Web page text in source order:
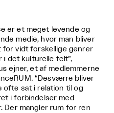
er et meget levende og
medie, hvor man bliver
vidt forskellige genrer
i det kulturelle felt”,
ejner, et af medlemmerne
“Desværre bliver
ofte sat i relation til og
i forbindelser med
Der mangler rum for ren